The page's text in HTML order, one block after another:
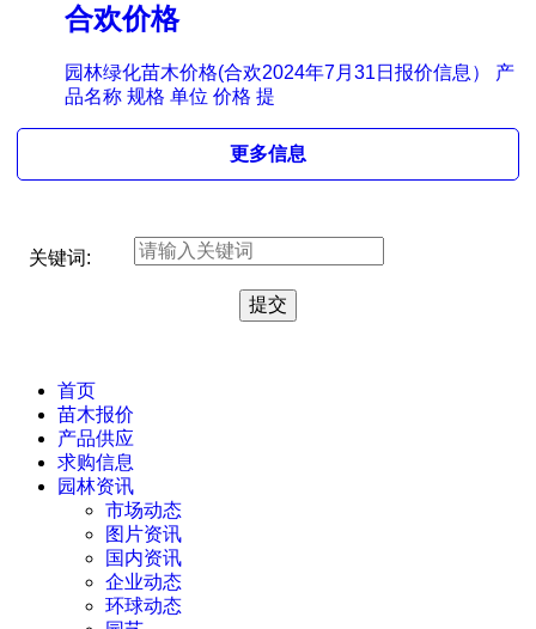
合欢价格
园林绿化苗木价格(合欢2024年7月31日报价信息） 产
品名称 规格 单位 价格 提
更多信息
关键词:
首页
苗木报价
产品供应
求购信息
园林资讯
市场动态
图片资讯
国内资讯
企业动态
环球动态